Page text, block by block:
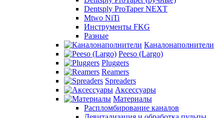
Dentsply ProTaper NEXT
Mtwo NiTi
Инструменты FKG
Разные
Каналонаполнители
Peeso (Largo)
Pluggers
Reamers
Spreaders
Аксессуары
Материалы
Распломбирование каналов